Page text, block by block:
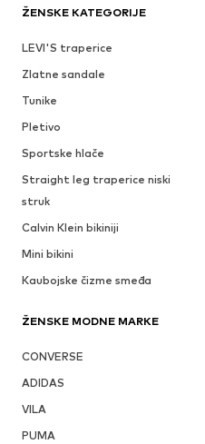
ŽENSKE KATEGORIJE
LEVI'S traperice
Zlatne sandale
Tunike
Pletivo
Sportske hlače
Straight leg traperice niski
struk
Calvin Klein bikiniji
Mini bikini
Kaubojske čizme smeđa
ŽENSKE MODNE MARKE
CONVERSE
ADIDAS
VILA
PUMA